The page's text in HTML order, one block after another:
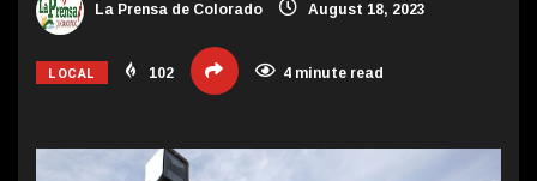
La Prensa de Colorado August 18, 2023
LOCAL 102 4 minute read